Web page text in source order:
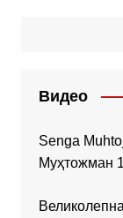
Видео
Senga
Муҳтожман